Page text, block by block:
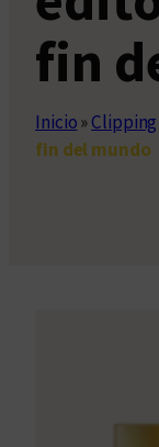
fin
Inicio»
fin del mundo